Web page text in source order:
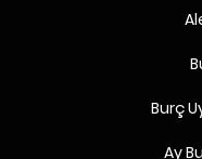
Burç
Ay